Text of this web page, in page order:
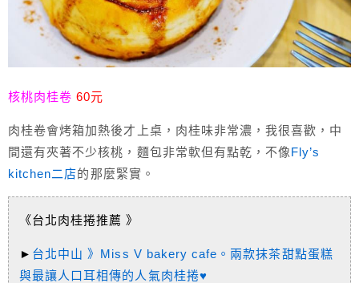
核桃肉桂卷 60元
肉桂卷會烤箱加熱後才上桌，肉桂味非常濃，我很喜歡，中
間還有夾著不少核桃，麵包非常軟但有點乾，不像Fly’s
kitchen二店的那麼緊實。
《台北肉桂捲推薦 》
► 台北中山 》Miss V bakery cafe。兩款抹茶甜點蛋糕
與最讓人口耳相傳的人氣肉桂捲♥